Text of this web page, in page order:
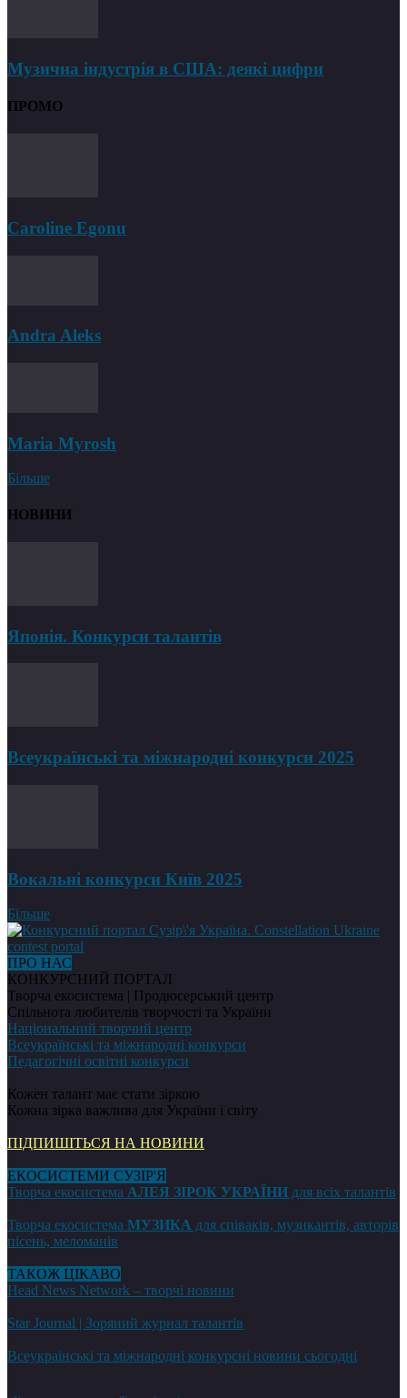
Музична індустрія в США: деякі цифри
ПРОМО
Caroline Egonu
Andra Aleks
Maria Myrosh
Більше
НОВИНИ
Японія. Конкурси талантів
Всеукраїнські та міжнародні конкурси 2025
Вокальні конкурси Київ 2025
Більше
ПРО НАС
КОНКУРСНИЙ ПОРТАЛ
Творча екосистема | Продюсерський центр
Спільнота любителів творчості та України
Національний творчий центр
Всеукраїнські та міжнародні конкурси
Педагогічні освітні конкурси
Кожен талант має стати зіркою
Кожна зірка важлива для України і світу
ПІДПИШІТЬСЯ НА НОВИНИ
ЕКОСИСТЕМИ СУЗІР'Я
Творча екосистема АЛЕЯ ЗІРОК УКРАЇНИ для всіх талантів
Творча екосистема МУЗИКА для співаків, музикантів, авторів
пісень, меломанів
ТАКОЖ ЦІКАВО
Head News Network – творчі новини
Star Journal | Зоряний журнал талантів
Всеукраїнські та міжнародні конкурсні новини сьогодні